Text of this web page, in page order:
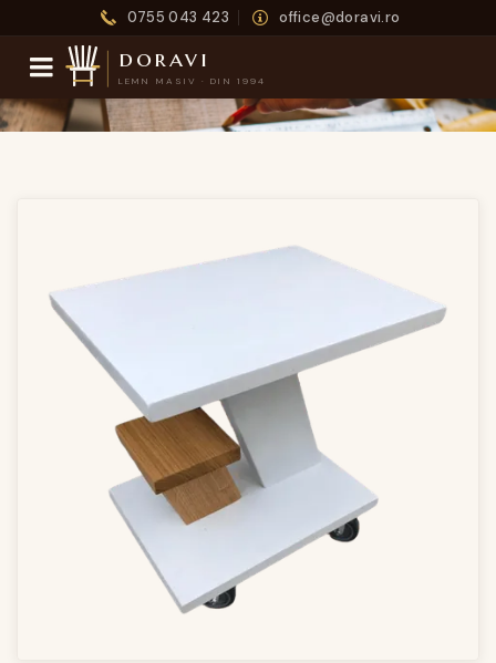
0755 043 423 office@doravi.ro
doravi
LEMN MASIV · DIN 1994